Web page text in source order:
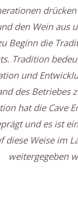
den Wein aus
Beginn die
Tradition
und
des Betriebes
hat die Cave
und es ist
diese Weise im
weitergegeben